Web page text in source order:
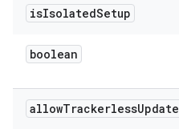
isIsolatedSetup
boolean
allowTrackerlessUpdate